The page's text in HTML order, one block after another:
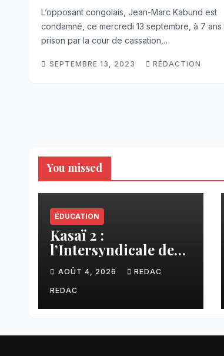
L’opposant congolais, Jean-Marc Kabund est
condamné, ce mercredi 13 septembre, à 7 ans
prison par la cour de cassation,…
SEPTEMBRE 13, 2023 RÉDACTION
You missed
ÉDUCATION
Kasaï 2 :
l’Intersyndicale des
enseignants dénonce
une contribution
financière imposée
aux écoles de la
AOÛT 4, 2026 REDAC
REDAC